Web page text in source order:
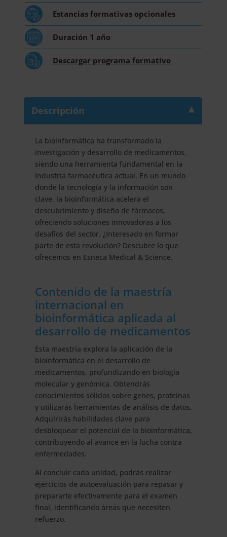
por
de
Haya
Estancias formativas opcionales
Duración 1 año
Descargar programa formativo
Descripción
La bioinformática ha transformado la
investigación y desarrollo de medicamentos,
siendo una herramienta fundamental en la
industria farmacéutica actual. En un mundo
donde la tecnología y la información son
clave, la bioinformática acelera el
descubrimiento y diseño de fármacos,
ofreciendo soluciones innovadoras a los
desafíos del sector. ¿Interesado en formar
parte de esta revolución? Descubre lo que
ofrecemos en Esneca Medical & Science.
Contenido de la maestría
internacional en
bioinformática aplicada al
desarrollo de medicamentos
Esta maestría explora la aplicación de la
bioinformática en el desarrollo de
medicamentos, profundizando en biología
molecular y genómica. Obtendrás
conocimientos sólidos sobre genes, proteínas
y utilizarás herramientas de análisis de datos.
Adquirirás habilidades clave para
desbloquear el potencial de la bioinformática,
contribuyendo al avance en la lucha contra
enfermedades.
Al concluir cada unidad, podrás realizar
ejercicios de autoevaluación para repasar y
prepararte efectivamente para el examen
final, identificando áreas que necesiten
refuerzo.